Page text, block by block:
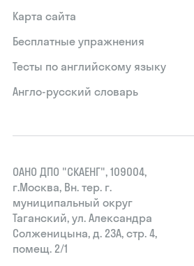
Карта сайта
Бесплатные упражнения
Тесты по английскому языку
Англо-русский словарь
ОАНО ДПО "СКАЕНГ", 109004,
г.Москва, Вн. тер. г.
муниципальный округ
Таганский, ул. Александра
Солженицына, д. 23А, стр. 4,
помещ. 2/1